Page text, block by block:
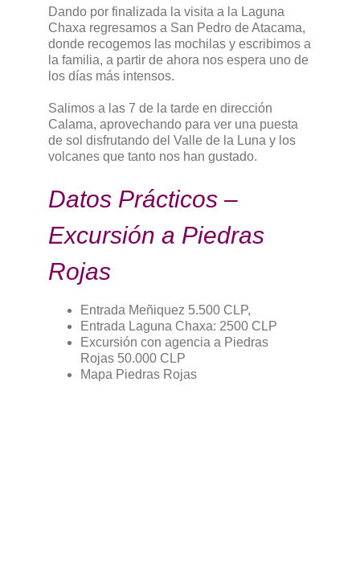
Dando por finalizada la visita a la Laguna
Chaxa regresamos a San Pedro de Atacama,
donde recogemos las mochilas y escribimos a
la familia, a partir de ahora nos espera uno de
los días más intensos.
Salimos a las 7 de la tarde en dirección
Calama, aprovechando para ver una puesta
de sol disfrutando del Valle de la Luna y los
volcanes que tanto nos han gustado.
Datos Prácticos –
Excursión a Piedras
Rojas
Entrada Meñiquez 5.500 CLP,
Entrada Laguna Chaxa: 2500 CLP
Excursión con agencia a Piedras
Rojas 50.000 CLP
Mapa Piedras Rojas